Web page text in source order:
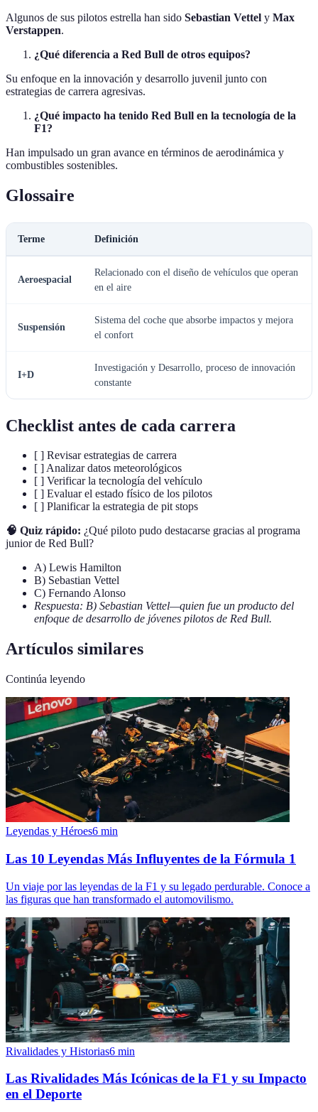
Algunos de sus pilotos estrella han sido Sebastian Vettel y Max
Verstappen.
¿Qué diferencia a Red Bull de otros equipos?
Su enfoque en la innovación y desarrollo juvenil junto con
estrategias de carrera agresivas.
¿Qué impacto ha tenido Red Bull en la tecnología de la
F1?
Han impulsado un gran avance en términos de aerodinámica y
combustibles sostenibles.
Glossaire
Terme Definición
Aeroespacial
Relacionado con el diseño de vehículos que operan
en el aire
Suspensión
Sistema del coche que absorbe impactos y mejora
el confort
I+D
Investigación y Desarrollo, proceso de innovación
constante
Checklist antes de cada carrera
[ ] Revisar estrategias de carrera
[ ] Analizar datos meteorológicos
[ ] Verificar la tecnología del vehículo
[ ] Evaluar el estado físico de los pilotos
[ ] Planificar la estrategia de pit stops
🧠 Quiz rápido: ¿Qué piloto pudo destacarse gracias al programa
junior de Red Bull?
A) Lewis Hamilton
B) Sebastian Vettel
C) Fernando Alonso
Respuesta: B) Sebastian Vettel—quien fue un producto del
enfoque de desarrollo de jóvenes pilotos de Red Bull.
Artículos similares
Continúa leyendo
Leyendas y Héroes6 min
Las 10 Leyendas Más Influyentes de la Fórmula 1
Un viaje por las leyendas de la F1 y su legado perdurable. Conoce a
las figuras que han transformado el automovilismo.
Rivalidades y Historias6 min
Las Rivalidades Más Icónicas de la F1 y su Impacto
en el Deporte